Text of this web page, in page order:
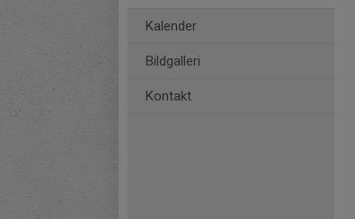
Kalender
Bildgalleri
Kontakt